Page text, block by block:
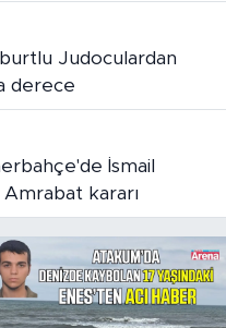
derece
Amrabat kararı